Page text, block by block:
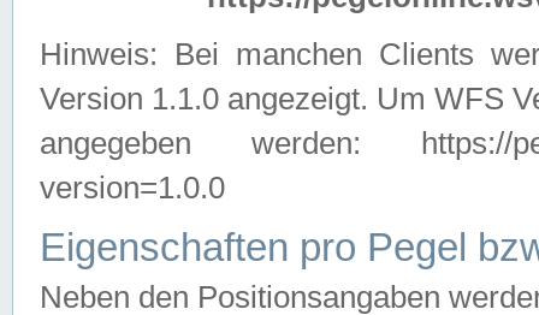
Hinweis: Bei manchen Clients
Version 1.1.0 angezeigt. Um WFS
angegeben werden: https://
version=1.0.0
Eigenschaften pro Pegel
Neben den Positionsangaben